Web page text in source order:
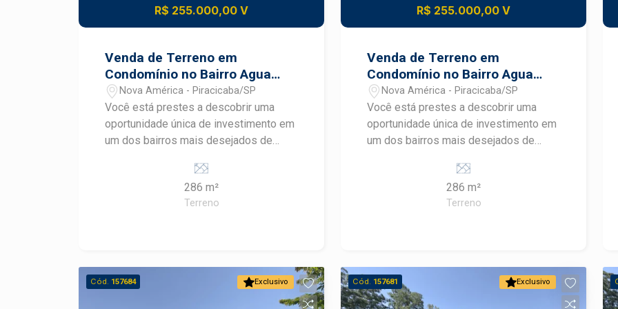
R$ 255.000,00 V
Venda de Terreno em
Condomínio no Bairro Agua
Branca
Nova América - Piracicaba/SP
Você está prestes a descobrir uma
oportunidade única de investimento em
um dos bairros mais desejados de
excepcional terreno em condomínio
fechado, localizado no tranquilo e
arborizado bairro Agua Branca. O
de vida para você e sua família.
Diferenciais: - Pagamento Facilitado
286 m²
Terreno
R$ 255.000,00 V
Venda de Terreno em
Condomínio no Bairro Agua
Branca
Nova América - Piracicaba/SP
Você está prestes a descobrir uma
oportunidade única de investimento em
um dos bairros mais desejados de
excepcional terreno em condomínio
fechado, localizado no tranquilo e
arborizado bairro Agua Branca. O
de vida para você e sua família.
Diferenciais: - Pagamento Facilitado
com o proprietário em até 120
286 m²
Terreno
Exclusivo
Cód. 157684 Exclusivo
Cód. 157681